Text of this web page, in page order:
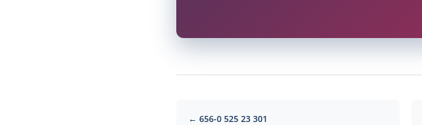
← 656-0 525 23 301